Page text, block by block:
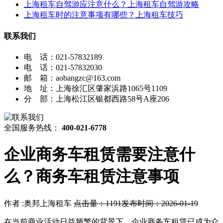
上海租车自驾游应注意什么？上海租车自驾游攻略
上海租车时的注意事项有哪些？上海租车技巧
联系我们
电 话：021-57832189
电 话：021-57832030
邮 箱：aobangzc@163.com
地 址：上海徐汇区肇家浜路1065号1109
分 部：上海松江区银都西路58号A座206
全国服务热线： 400-021-6778
企业商务车租赁需要注意什
么？商务车租赁注意事项
作者 :奥邦上海租车 点击量：1191发布时间：2026-01-19